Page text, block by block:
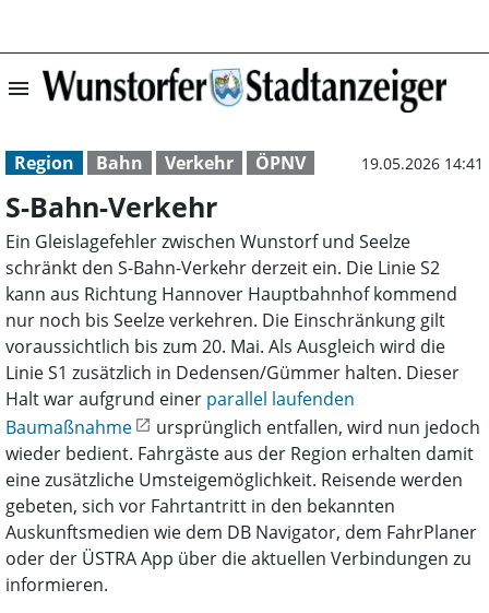
menu S-Bahn-
Region Bahn Verkehr ÖPNV 19.05.2026 14:41
S-Bahn-Verkehr
Ein Gleislagefehler zwischen Wunstorf und Seelze
schränkt den S-Bahn-Verkehr derzeit ein. Die Linie S2
kann aus Richtung Hannover Hauptbahnhof kommend
nur noch bis Seelze verkehren. Die Einschränkung gilt
voraussichtlich bis zum 20. Mai. Als Ausgleich wird die
Linie S1 zusätzlich in Dedensen/Gümmer halten. Dieser
Halt war aufgrund einer parallel laufenden
Baumaßnahme
ursprünglich entfallen, wird nun jedoch
wieder bedient. Fahrgäste aus der Region erhalten damit
eine zusätzliche Umsteigemöglichkeit. Reisende werden
gebeten, sich vor Fahrtantritt in den bekannten
Auskunftsmedien wie dem DB Navigator, dem FahrPlaner
oder der ÜSTRA App über die aktuellen Verbindungen zu
informieren.